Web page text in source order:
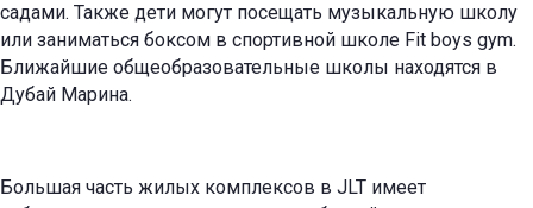
садами. Также дети могут посещать музыкальную школу
или заниматься боксом в спортивной школе Fit boys gym.
Ближайшие общеобразовательные школы находятся в
Дубай Марина.
Большая часть жилых комплексов в JLT имеет